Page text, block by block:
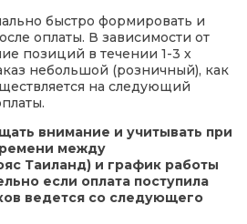
быстро формировать и
оплаты. В зависимости от
позиций в течении 1-3 х
небольшой (розничный), как
на следующий
внимание и учитывать при
между
Таиланд) и график работы
если оплата поступила
ведется со следующего